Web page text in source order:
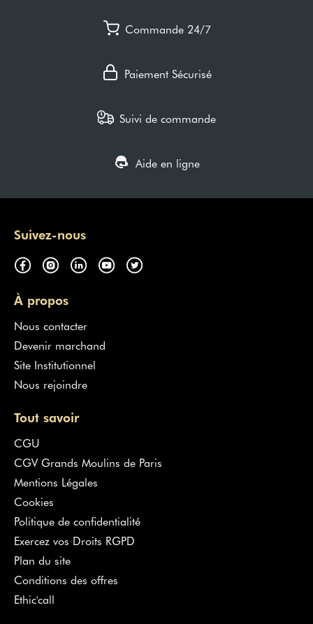
Commande 24/7
Paiement Sécurisé
Suivi de commande
Aide en ligne
Suivez-nous
À propos
Nous contacter
Devenir marchand
Site Institutionnel
Nous rejoindre
Tout savoir
CGU
CGV Grands Moulins de Paris
Mentions Légales
Cookies
Politique de confidentialité
Exercez vos Droits RGPD
Plan du site
Conditions des offres
Ethic'call